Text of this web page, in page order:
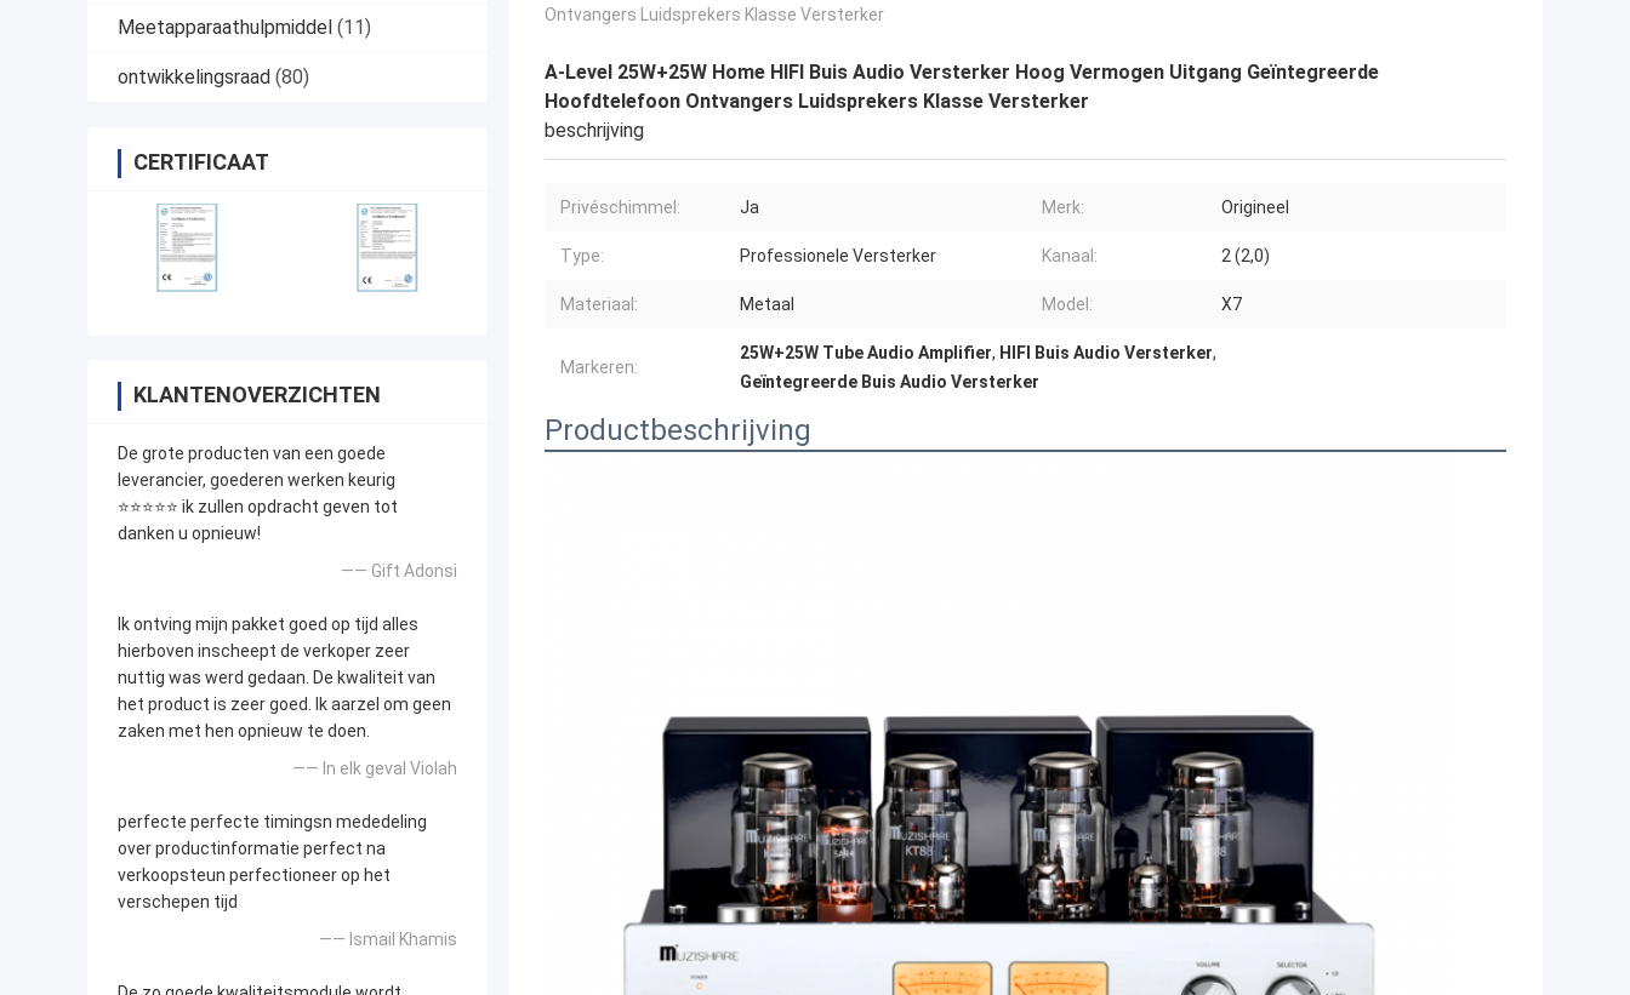
Meetapparaathulpmiddel (11)
ontwikkelingsraad (80)
CERTIFICAAT
KLANTENOVERZICHTEN
De grote producten van een goede
leverancier, goederen werken keurig
⭐⭐⭐⭐⭐ ik zullen opdracht geven tot
danken u opnieuw!
—— Gift Adonsi
Ik ontving mijn pakket goed op tijd alles
hierboven inscheept de verkoper zeer
nuttig was werd gedaan. De kwaliteit van
het product is zeer goed. Ik aarzel om geen
zaken met hen opnieuw te doen.
—— In elk geval Violah
perfecte perfecte timingsn mededeling
over productinformatie perfect na
verkoopsteun perfectioneer op het
verschepen tijd
—— Ismail Khamis
Ontvangers Luidsprekers Klasse Versterker
A-Level 25W+25W Home HIFI Buis Audio Versterker Hoog Vermogen Uitgang Geïntegreerde
Hoofdtelefoon Ontvangers Luidsprekers Klasse Versterker
beschrijving
Privéschimmel: Ja Merk: Origineel
Type: Professionele Versterker Kanaal: 2 (2,0)
Materiaal: Metaal Model: X7
Markeren:
25W+25W Tube Audio Amplifier, HIFI Buis Audio Versterker,
Geïntegreerde Buis Audio Versterker
Productbeschrijving